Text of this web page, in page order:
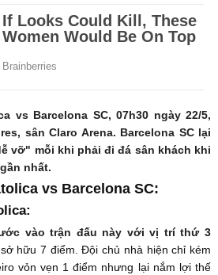
vs Barcelona SC, 07h30 ngày 22/5,
sân Claro Arena. Barcelona SC lại
vỡ" mỗi khi phải đi đá sân khách khi
nhất.
vs Barcelona SC:
vào trận đấu này với vị trí thứ 3
hữu 7 điểm. Đội chủ nhà hiện chỉ kém
vỏn vẹn 1 điểm nhưng lại nắm lợi thế